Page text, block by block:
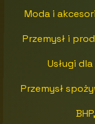
Moda i
Przemysł i
Usługi
Przemysł